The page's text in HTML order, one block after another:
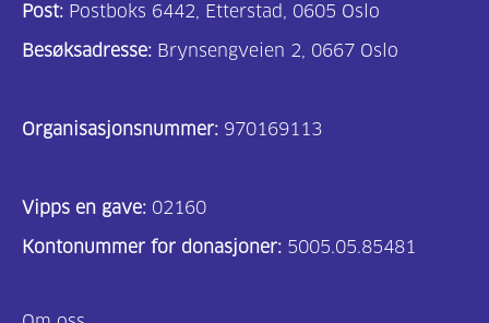
til
deg
Om
(316)
For
Post: Postboks 6442, Etterstad, 0605 Oslo
Besøksadresse: Brynsengveien 2, 0667 Oslo
Organisasjonsnummer: 970169113
Vipps en gave: 02160
Kontonummer for donasjoner: 5005.05.85481